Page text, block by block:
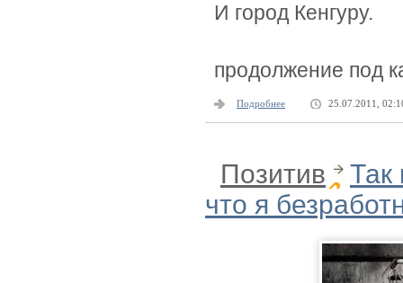
И город Кенгуру.
продолжение под
Подробнее 25.07.2011,
Позитив
Так
что я